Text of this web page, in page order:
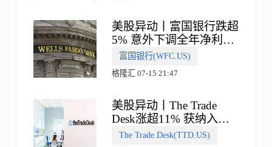
美股异动丨富国银行跌超
5% 意外下调全年净利息
收入指引
富国银行(WFC.US)
格隆汇 07-15 21:47
美股异动丨The Trade
Desk涨超11% 获纳入标
普500指数
The Trade Desk(TTD.US)